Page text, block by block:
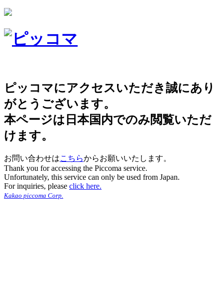
ピッコマにアクセスいただき誠にあり
がとうございます。
本ページは日本国内でのみ閲覧いただ
けます。
お問い合わせはこちらからお願いいたします。
Thank you for accessing the Piccoma service.
Unfortunately, this service can only be used from Japan.
For inquiries, please click here.
Kakao piccoma Corp.